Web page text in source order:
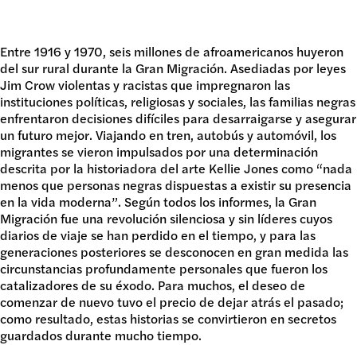
Entre 1916 y 1970, seis millones de afroamericanos huyeron
del sur rural durante la Gran Migración. Asediadas por leyes
Jim Crow violentas y racistas que impregnaron las
instituciones políticas, religiosas y sociales, las familias negras
enfrentaron decisiones difíciles para desarraigarse y asegurar
un futuro mejor. Viajando en tren, autobús y automóvil, los
migrantes se vieron impulsados por una determinación
descrita por la historiadora del arte Kellie Jones como “nada
menos que personas negras dispuestas a existir su presencia
en la vida moderna”. Según todos los informes, la Gran
Migración fue una revolución silenciosa y sin líderes cuyos
diarios de viaje se han perdido en el tiempo, y para las
generaciones posteriores se desconocen en gran medida las
circunstancias profundamente personales que fueron los
catalizadores de su éxodo. Para muchos, el deseo de
comenzar de nuevo tuvo el precio de dejar atrás el pasado;
como resultado, estas historias se convirtieron en secretos
guardados durante mucho tiempo.